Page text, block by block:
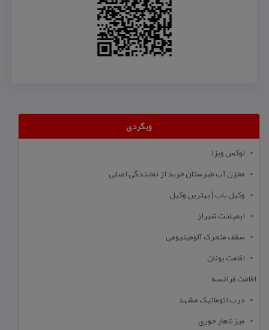
وبگردی
لوکس ویزا
مخزن آب طبرستان خرید از نمایندگی اصلی
وکیل یاب | بهترین وکیل
ایمپلنت شیراز
سقف متحرک آلومینیومی
اقامت یونان
اقامت فرانسه
درب اتوماتیک مشهد
میز ناهار خوری